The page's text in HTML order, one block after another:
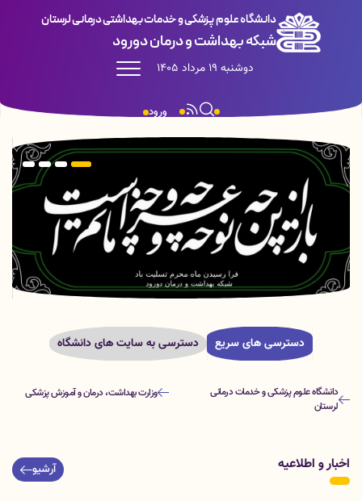
دانشگاه علوم پزشکی و خدمات بهداشتی درمانی لرستان
شبکه بهداشت و درمان دورود
دوشنبه 19 مرداد 1405
ورود
دسترسی های سریع دسترسی به سایت های دانشگاه
دانشگاه علوم پزشکی و خدمات درمانی
لرستان
وزارت بهداشت، درمان و آموزش پزشکی
اخبار و اطلاعیه آرشیو